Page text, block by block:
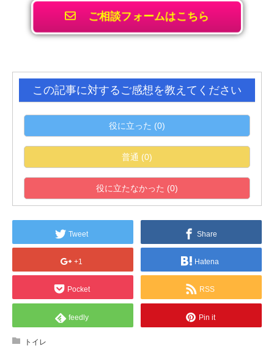
ご相談フォームはこちら
この記事に対するご感想を教えてください
役に立った (0)
普通 (0)
役に立たなかった (0)
Tweet Share
+1 Hatena
Pocket RSS
feedly Pin it
トイレ